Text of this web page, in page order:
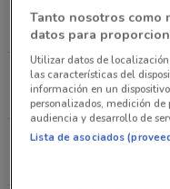
10.9 km
Blvd.
11 km
CERRADO
Av. Insurgentes
Tanto nosotros como
datos para
Utilizar datos de
las características del
información en un
personalizados, medición
audiencia y desarrollo de
Lista de asociados